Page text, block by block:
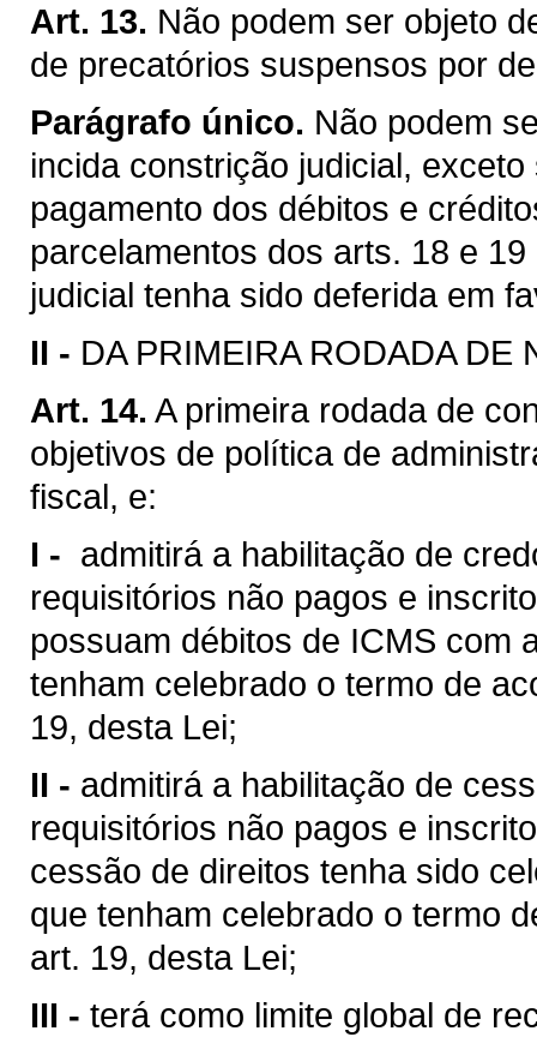
Art. 13. Não podem ser objeto
de precatórios suspensos por
Parágrafo único. Não podem
incida constrição judicial,
pagamento dos débitos e
parcelamentos dos arts. 18 e
judicial tenha sido deferida em
II - DA PRIMEIRA RODADA DE
Art. 14. A primeira rodada de
objetivos de política de
fiscal, e:
I - admitirá a habilitação de
requisitórios não pagos e
possuam débitos de ICMS com
tenham celebrado o termo de
19, desta Lei;
II - admitirá a habilitação de
requisitórios não pagos e
cessão de direitos tenha sido
que tenham celebrado o termo
art. 19, desta Lei;
III - terá como limite global de